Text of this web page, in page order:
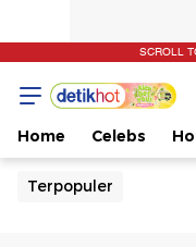
SCROLL
Home Celebs
Terpopuler